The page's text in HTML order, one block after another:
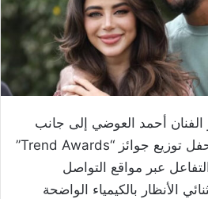
الفنان أحمد العوضي إلى جانب
الفنانة يارا السكري في حفل توزيع جوائز “Trend Awards”
عبر مواقع التواصل
الأنظار بالكيمياء الواضحة